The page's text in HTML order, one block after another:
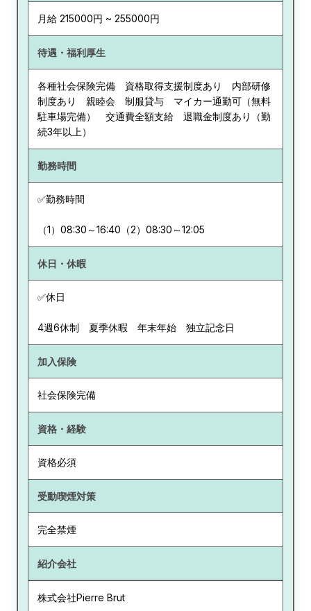
月給 215000円 ~ 255000円
待遇・福利厚生
各種社会保険完備 資格取得支援制度あり 内部研修
制度あり 親睦会 制服貸与 マイカー通勤可（無料
駐車場完備） 交通費全額支給 退職金制度あり（勤
続3年以上）
勤務時間
✅勤務時間
（1）08:30～16:40（2）08:30～12:05
休日・休暇
✅休日
4週6休制 夏季休暇 年末年始 独立記念日
加入保険
社会保険完備
資格・経験
資格必須
受動喫煙対策
完全禁煙
紹介会社
株式会社Pierre Brut